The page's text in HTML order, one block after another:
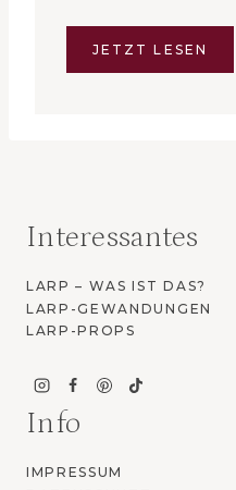
JETZT LESEN
Interessantes
LARP – WAS IST DAS?
LARP-GEWANDUNGEN
LARP-PROPS
Info
IMPRESSUM